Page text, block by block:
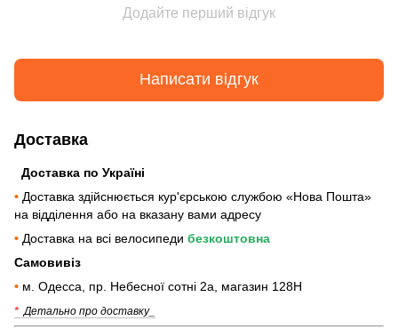
Додайте перший відгук
Написати відгук
Доставка
Доставка по Україні
• Доставка здійснюється кур'єрською службою «Нова Пошта»
на відділення або на вказану вами адресу
• Доставка на всі велосипеди безкоштовна
Самовивіз
• м. Одесса, пр. Небесної сотні 2а, магазин 128Н
* Детально про доставку_